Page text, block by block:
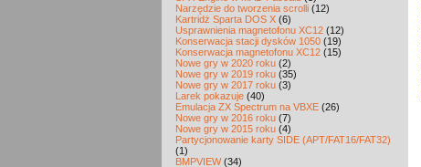
Narzędzie do tworzenia scrolli (12)
Kartridż Sparta DOS X (6)
Usprawnienia magnetofonu XC12 (12)
Konserwacja stacji dysków 1050 (19)
Konserwacja magnetofonu XC12 (15)
Nowe gry w 2020 roku (2)
Nowe gry w 2019 roku (35)
Nowe gry w 2017 roku (3)
Larek pokazuje (40)
Emulacja ZX Spectrum na VBXE (26)
Nowe gry w 2016 roku (7)
Nowe gry w 2015 roku (4)
Partycjonowanie karty SIDE (APT/FAT16/FAT32)
(1)
BMPVIEW(34)